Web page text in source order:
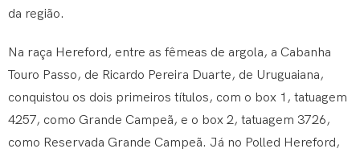
da região.
Na raça Hereford, entre as fêmeas de argola, a Cabanha
Touro Passo, de Ricardo Pereira Duarte, de Uruguaiana,
conquistou os dois primeiros títulos, com o box 1, tatuagem
4257, como Grande Campeã, e o box 2, tatuagem 3726,
como Reservada Grande Campeã. Já no Polled Hereford,